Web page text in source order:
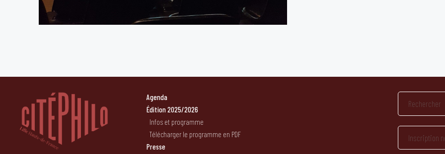
Agenda
Édition 2025/2026
Infos et programme
Télécharger le programme en PDF
Presse